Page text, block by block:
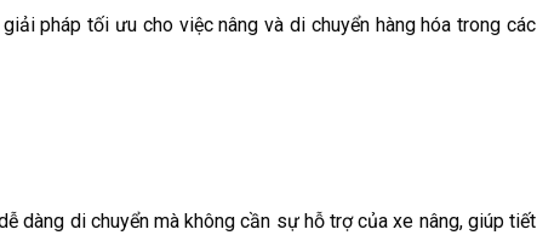
pháp tối ưu cho việc nâng và di chuyển hàng hóa trong các
dàng di chuyển mà không cần sự hỗ trợ của xe nâng, giúp tiết